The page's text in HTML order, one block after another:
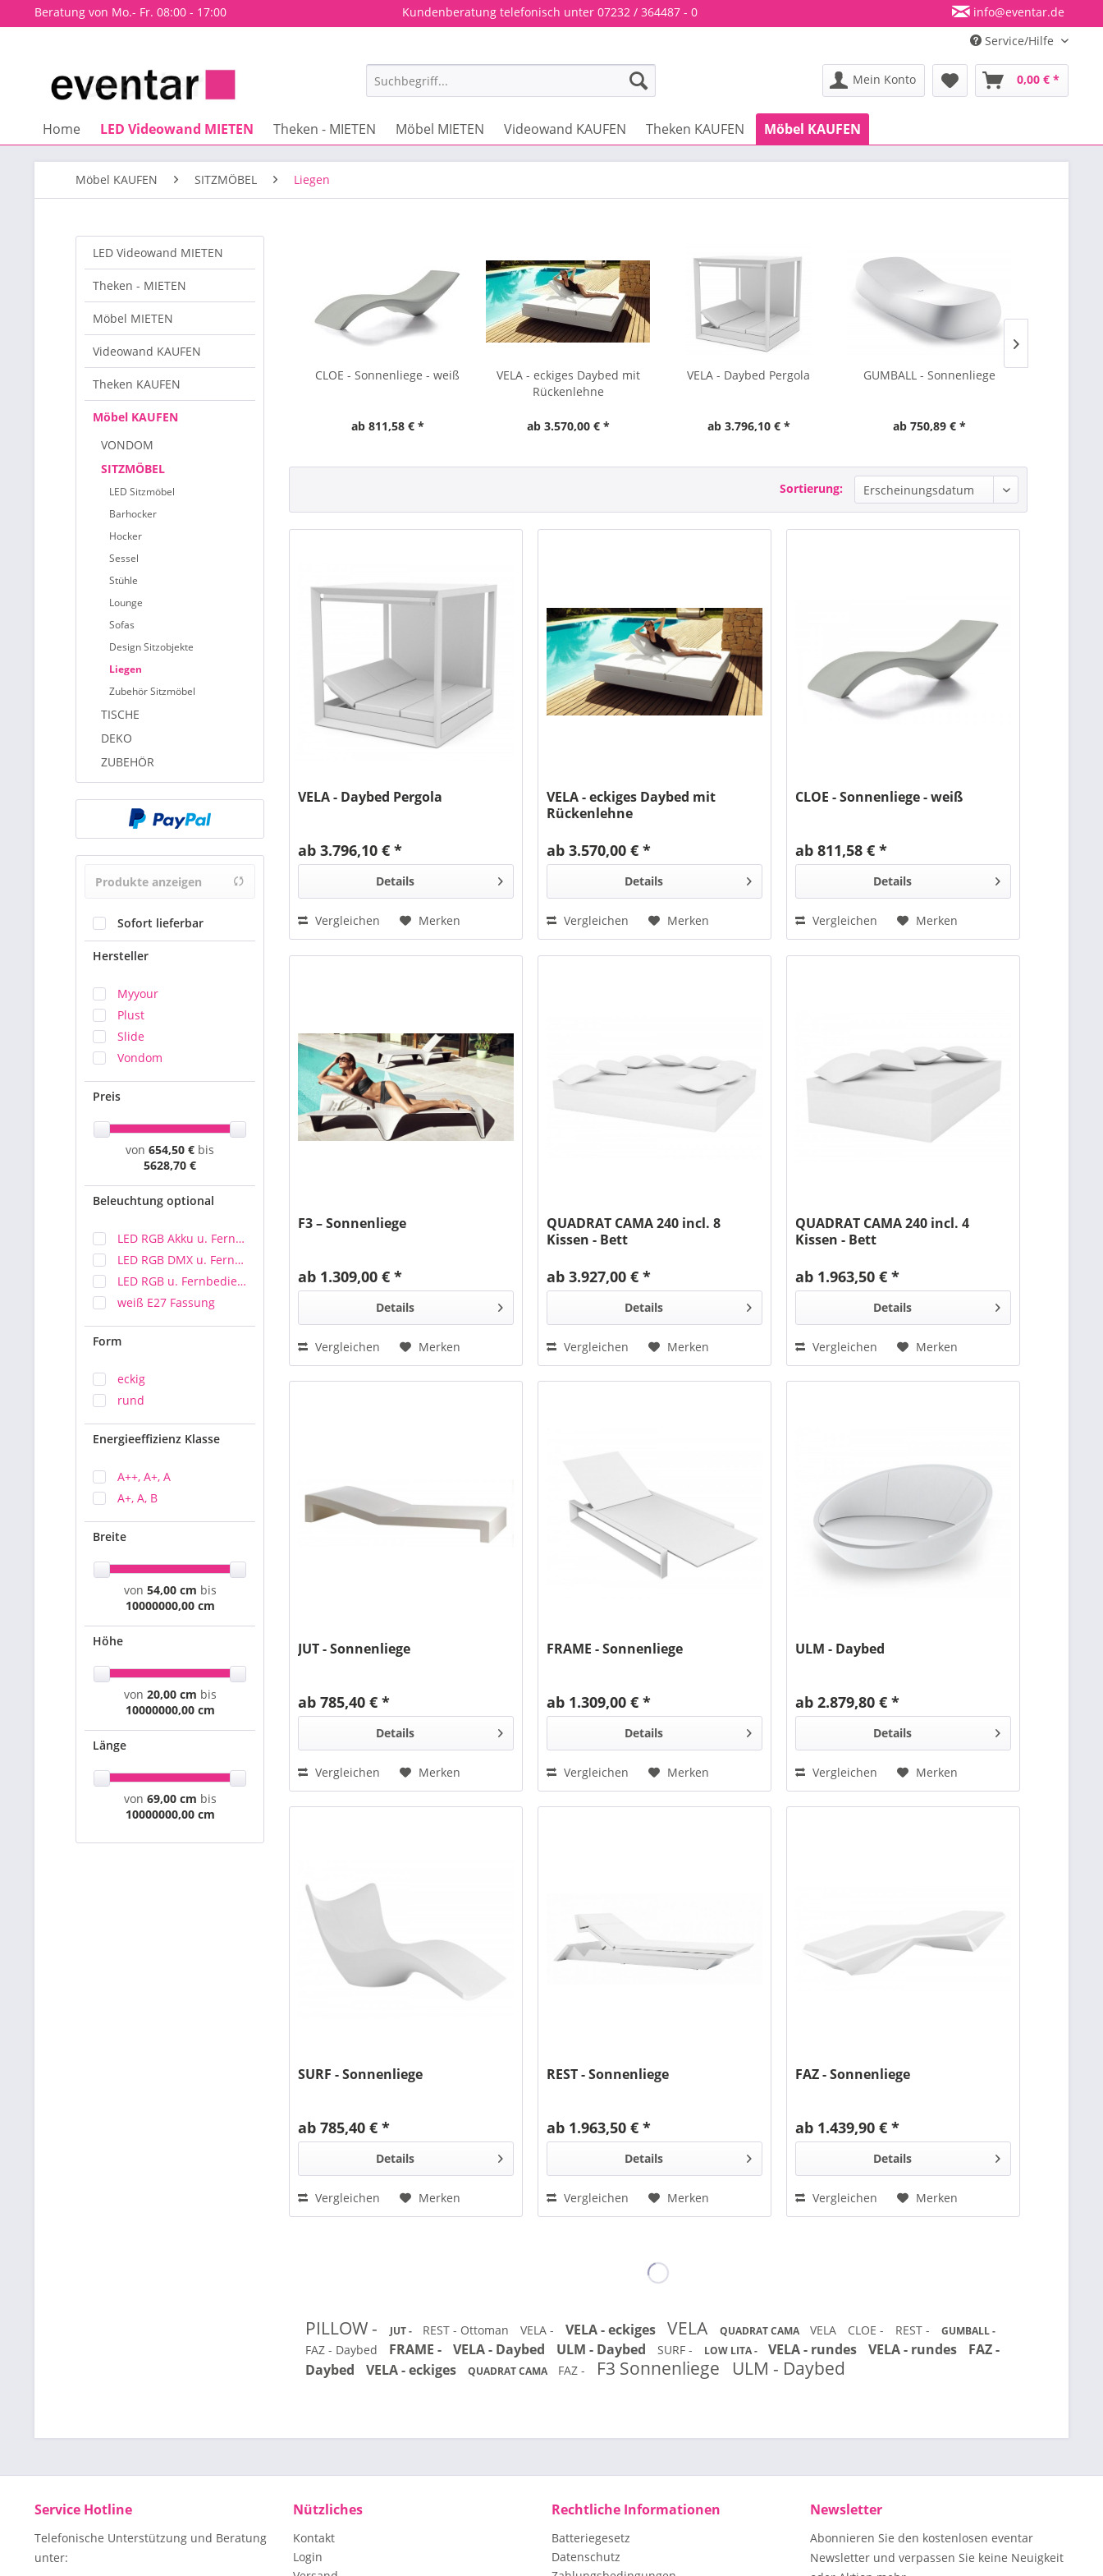
Beratung von Mo.- Fr. 08:00 - 17:00 Kundenberatung telefonisch unter 07232 / 364487 - 0
info@eventar.de
Service/Hilfe
Mein Konto 0,00 € *
Home LED Videowand MIETEN Theken - MIETEN Möbel MIETEN Videowand KAUFEN Theken KAUFEN Möbel KAUFEN
Möbel KAUFEN SITZMÖBEL Liegen
LED Videowand MIETEN
Theken - MIETEN
Möbel MIETEN
Videowand KAUFEN
Theken KAUFEN
Möbel KAUFEN
VONDOM
SITZMÖBEL
LED Sitzmöbel
Barhocker
Hocker
Sessel
Stühle
Lounge
Sofas
Design Sitzobjekte
Liegen
Zubehör Sitzmöbel
TISCHE
DEKO
ZUBEHÖR
Produkte anzeigen
Sofort lieferbar
Hersteller
Myyour
Plust
Slide
Vondom
Preis
von 654,50 € bis
5628,70 €
Beleuchtung optional
LED RGB Akku u. Fernbedienung
LED RGB DMX u. Fernbedienung
LED RGB u. Fernbedienung
weiß E27 Fassung
Form
eckig
rund
Energieeffizienz Klasse
A++, A+, A
A+, A, B
Breite
von 54,00 cm bis
10000000,00 cm
Höhe
von 20,00 cm bis
10000000,00 cm
Länge
von 69,00 cm bis
10000000,00 cm
CLOE - Sonnenliege - weiß
ab 811,58 € *
VELA - eckiges Daybed mit
Rückenlehne
ab 3.570,00 € *
VELA - Daybed Pergola
ab 3.796,10 € *
GUMBALL - Sonnenliege
ab 750,89 € *
Sortierung:
VELA - Daybed Pergola
ab 3.796,10 € *
Details
Vergleichen Merken
VELA - eckiges Daybed mit
Rückenlehne
ab 3.570,00 € *
Details
Vergleichen Merken
CLOE - Sonnenliege - weiß
ab 811,58 € *
Details
Vergleichen Merken
F3 – Sonnenliege
ab 1.309,00 € *
Details
Vergleichen Merken
QUADRAT CAMA 240 incl. 8
Kissen - Bett
ab 3.927,00 € *
Details
Vergleichen Merken
QUADRAT CAMA 240 incl. 4
Kissen - Bett
ab 1.963,50 € *
Details
Vergleichen Merken
JUT - Sonnenliege
ab 785,40 € *
Details
Vergleichen Merken
FRAME - Sonnenliege
ab 1.309,00 € *
Details
Vergleichen Merken
ULM - Daybed
ab 2.879,80 € *
Details
Vergleichen Merken
SURF - Sonnenliege
ab 785,40 € *
Details
Vergleichen Merken
REST - Sonnenliege
ab 1.963,50 € *
Details
Vergleichen Merken
FAZ - Sonnenliege
ab 1.439,90 € *
Details
Vergleichen Merken
PILLOW - JUT - REST - Ottoman VELA - VELA - eckiges VELA QUADRAT CAMA VELA CLOE - REST - GUMBALL -
FAZ - Daybed FRAME - VELA - Daybed ULM - Daybed SURF - LOW LITA - VELA - rundes VELA - rundes
FAZ -
Daybed
VELA - eckiges QUADRAT CAMA FAZ - F3 Sonnenliege ULM - Daybed
Service Hotline
Telefonische Unterstützung und Beratung
unter:
Nützliches
Kontakt
Login
Rechtliche Informationen
Batteriegesetz
Datenschutz
Newsletter
Abonnieren Sie den kostenlosen eventar
Newsletter und verpassen Sie keine Neuigkeit